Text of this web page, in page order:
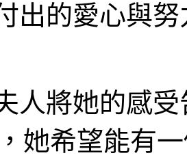
出的愛心與
將她的感受
她希望能有